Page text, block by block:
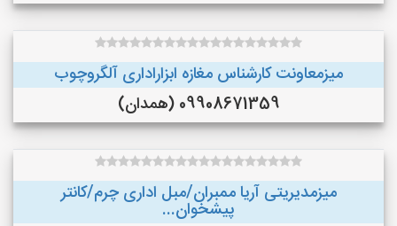
میزمعاونت کارشناس مغازه ابزاراداری آلگروچوب
09908671359 (همدان)
میزمدیریتی آریا ممبران/مبل اداری چرم/کانتر
پیشخوان...